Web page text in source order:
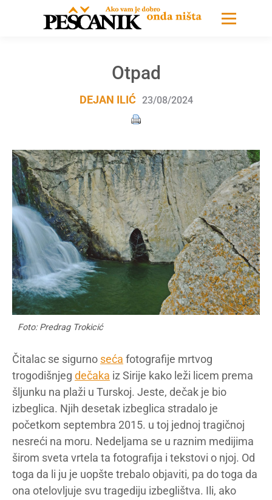
Otpad
DEJAN ILIĆ 23/08/2024
Foto: Predrag Trokicić
Čitalac se sigurno seća fotografije mrtvog
trogodišnjeg dečaka iz Sirije kako leži licem prema
šljunku na plaži u Turskoj. Jeste, dečak je bio
izbeglica. Njih desetak izbeglica stradalo je
početkom septembra 2015. u toj jednoj tragičnoj
nesreći na moru. Nedeljama se u raznim medijima
širom sveta vrtela ta fotografija i tekstovi o njoj. Od
toga da li ju je uopšte trebalo objaviti, pa do toga da
ona otelovljuje svu tragediju izbeglištva. Ili, ako